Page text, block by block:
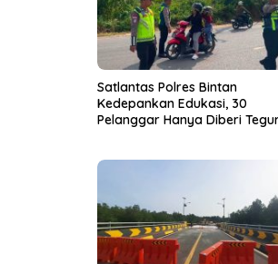
Satlantas Polres Bintan
Kedepankan Edukasi, 30
Pelanggar Hanya Diberi